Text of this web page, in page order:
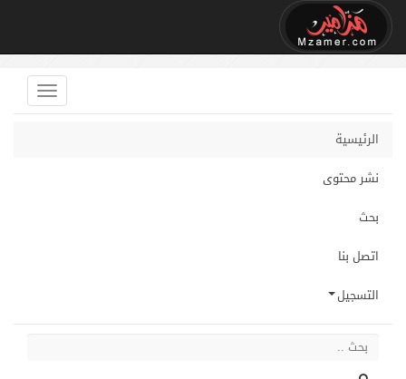
الرئيسية
نشر محتوى
بحث
اتصل بنا
التسجيل